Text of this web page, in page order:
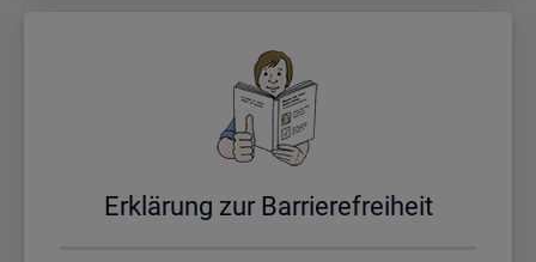
Er­klä­rung zur Bar­rie­re­frei­heit